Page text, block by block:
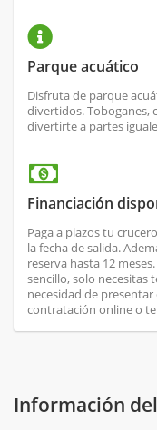
Parque acuático
Disfruta de parque
divertidos. Toboganes,
divertirte a partes
Financiación
Paga a plazos tu
la fecha de salida.
reserva hasta 12
sencillo, solo necesitas
necesidad de
contratación online o
Información